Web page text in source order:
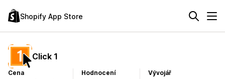
Shopify App Store
Click 1
Cena
Hodnocení
Vývojář